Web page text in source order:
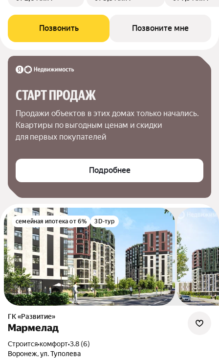
Позвонить Позвоните мне
СТАРТ ПРОДАЖ
Продажи объектов в этих домах только начались.
Квартиры по выгодным ценам и скидки
для первых покупателей
Подробнее
семейная ипотека от 6% 3D-тур
ГК «Развитие»
Мармелад
Строится•комфорт•3.8 (6)
Воронеж, ул. Туполева